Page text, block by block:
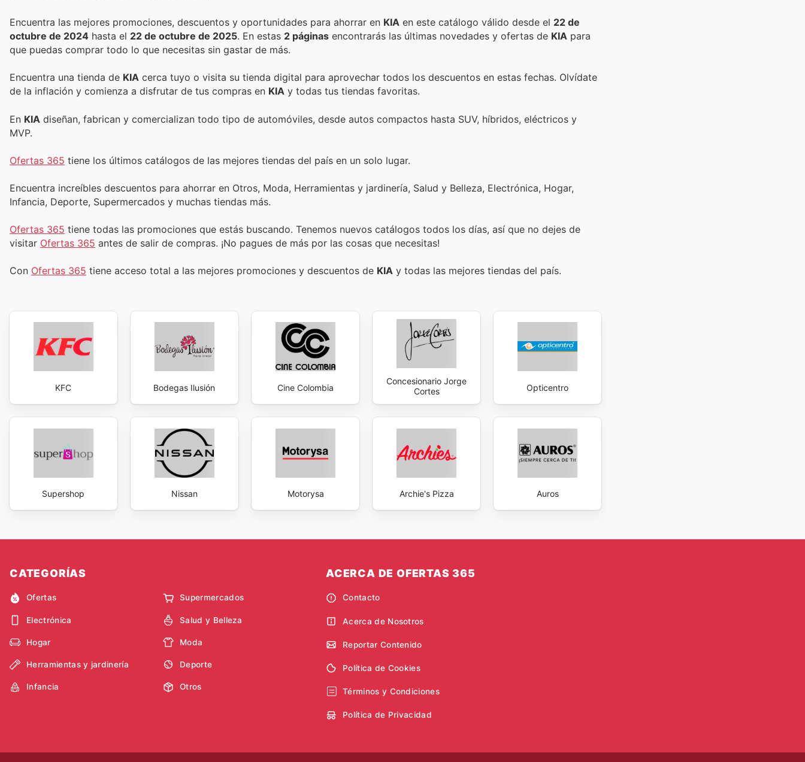
Encuentra las mejores promociones, descuentos y oportunidades para ahorrar en KIA en este catálogo válido desde el 22 de
octubre de 2024 hasta el 22 de octubre de 2025 . En estas 2 páginas encontrarás las últimas novedades y ofertas de KIA para
que puedas comprar todo lo que necesitas sin gastar de más.
Encuentra una tienda de KIA cerca tuyo o visita su tienda digital para aprovechar todos los descuentos en estas fechas. Olvídate
de la inflación y comienza a disfrutar de tus compras en KIA y todas tus tiendas favoritas.
En KIA diseñan, fabrican y comercializan todo tipo de automóviles, desde autos compactos hasta SUV, híbridos, eléctricos y
MVP.
Ofertas 365 tiene los últimos catálogos de las mejores tiendas del país en un solo lugar.
Encuentra increíbles descuentos para ahorrar en Otros, Moda, Herramientas y jardinería, Salud y Belleza, Electrónica, Hogar,
Infancia, Deporte, Supermercados y muchas tiendas más.
Ofertas 365 tiene todas las promociones que estás buscando. Tenemos nuevos catálogos todos los días, así que no dejes de
visitar Ofertas 365 antes de salir de compras. ¡No pagues de más por las cosas que necesitas!
Con Ofertas 365 tiene acceso total a las mejores promociones y descuentos de KIA y todas las mejores tiendas del país.
KFC Bodegas Ilusión Cine Colombia
Concesionario Jorge
Cortes
Opticentro
Supershop Nissan Motorysa Archie's Pizza Auros
CATEGORÍAS
Ofertas Supermercados
Electrónica Salud y Belleza
Hogar Moda
Herramientas y jardinería Deporte
Infancia Otros
ACERCA DE OFERTAS 365
Contacto
Acerca de Nosotros
Reportar Contenido
Política de Cookies
Términos y Condiciones
Política de Privacidad